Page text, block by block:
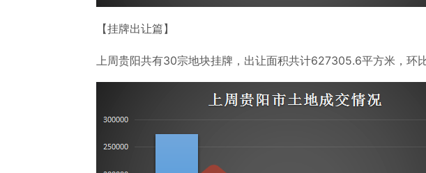
【挂牌出让篇】
上周贵阳共有30宗地块挂牌，出让面积共计627305.6平方米，环